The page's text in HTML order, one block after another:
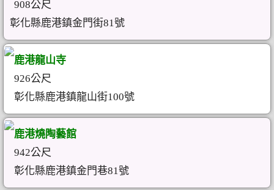
908公尺
彰化縣鹿港鎮金門街81號
鹿港龍山寺
926公尺
彰化縣鹿港鎮龍山街100號
鹿港燒陶藝館
942公尺
彰化縣鹿港鎮金門巷81號